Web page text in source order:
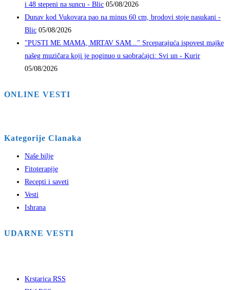
i 48 stepeni na suncu - Blic 05/08/2026
Dunav kod Vukovara pao na minus 60 cm, brodovi stoje nasukani -
Blic 05/08/2026
"PUSTI ME MAMA, MRTAV SAM..." Srceparajuća ispovest majke
našeg muzičara koji je poginuo u saobraćajci: Svi un - Kurir
05/08/2026
ONLINE VESTI
Kategorije Clanaka
Naše bilje
Fitoterapije
Recepti i saveti
Vesti
Ishrana
UDARNE VESTI
Krstarica RSS